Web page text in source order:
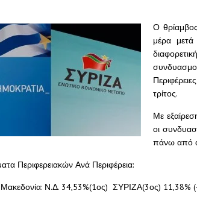
Ο
μέρα
τρίτος.
Με
οι
πάνω από
Περιφερειακών Ανά Περιφέρεια:
Μακεδονία: Ν.Δ. 34,53%(1ος) ΣΥΡΙΖΑ(3ος) 11,38%